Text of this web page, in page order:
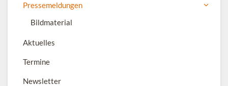
Pressemeldungen
Bildmaterial
Aktuelles
Termine
Newsletter